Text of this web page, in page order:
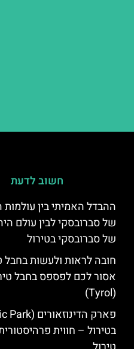
חשוב לדעת
ההבדל האמיתי בין
של סברובסקי לבין עולם
של סברובסקי בטירול
חובה לראות ולעשות בחבל
אסור לכם לפספס בחבל
(Tyrol)
בטירול – חווית